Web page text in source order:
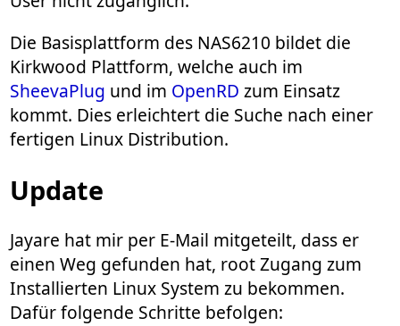
Die Basisplattform des NAS6210 bildet die
Kirkwood Plattform, welche auch im
SheevaPlug und im OpenRD zum Einsatz
kommt. Dies erleichtert die Suche nach einer
fertigen Linux Distribution.
Update
Jayare hat mir per E-Mail mitgeteilt, dass er
einen Weg gefunden hat, root Zugang zum
Installierten Linux System zu bekommen.
Dafür folgende Schritte befolgen: